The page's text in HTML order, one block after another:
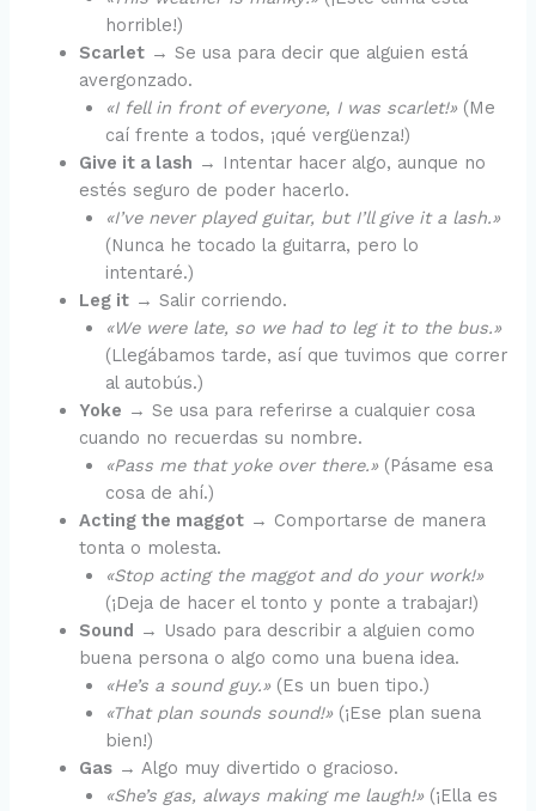
horrible!)
Scarlet → Se usa para decir que alguien está
avergonzado.
«I fell in front of everyone, I was scarlet!» (Me
caí frente a todos, ¡qué vergüenza!)
Give it a lash → Intentar hacer algo, aunque no
estés seguro de poder hacerlo.
«I’ve never played guitar, but I’ll give it a lash.»
(Nunca he tocado la guitarra, pero lo
intentaré.)
Leg it → Salir corriendo.
«We were late, so we had to leg it to the bus.»
(Llegábamos tarde, así que tuvimos que correr
al autobús.)
Yoke → Se usa para referirse a cualquier cosa
cuando no recuerdas su nombre.
«Pass me that yoke over there.» (Pásame esa
cosa de ahí.)
Acting the maggot → Comportarse de manera
tonta o molesta.
«Stop acting the maggot and do your work!»
(¡Deja de hacer el tonto y ponte a trabajar!)
Sound → Usado para describir a alguien como
buena persona o algo como una buena idea.
«He’s a sound guy.» (Es un buen tipo.)
«That plan sounds sound!» (¡Ese plan suena
bien!)
Gas → Algo muy divertido o gracioso.
«She’s gas, always making me laugh!» (¡Ella es